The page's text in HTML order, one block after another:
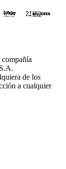
compañía
de los
a cualquier